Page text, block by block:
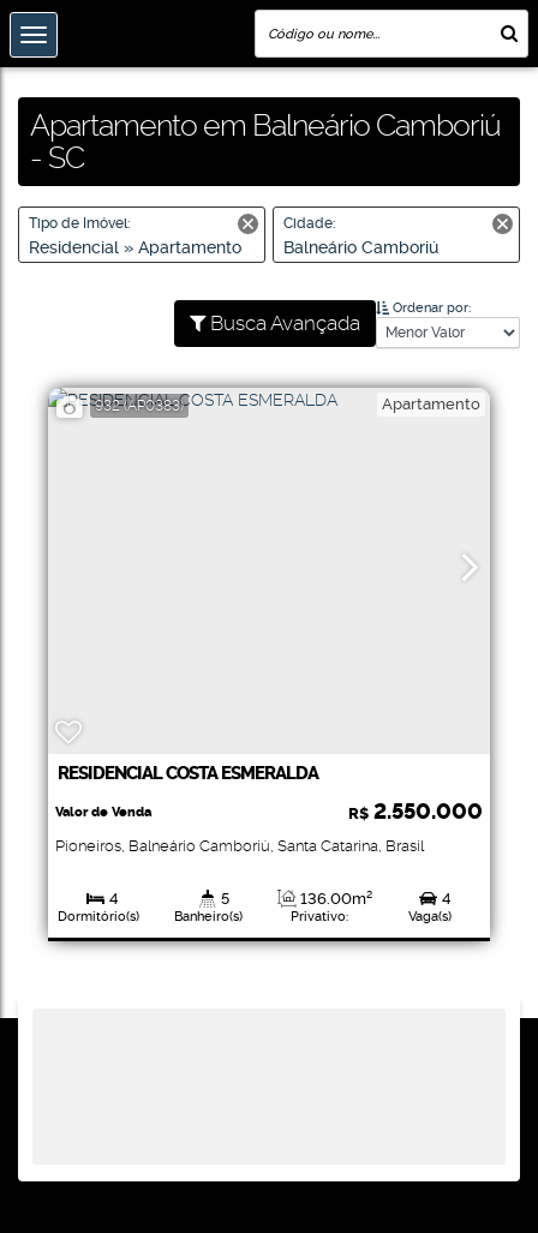
Apartamento em Balneário Camboriú
- SC
Tipo de Imóvel:
Residencial » Apartamento
Cidade:
Balneário Camboriú
Busca Avançada
Ordenar por:
932 (AP0383) Apartamento
RESIDENCIAL COSTA ESMERALDA
R$ 2.550.000
Valor de Venda
Pioneiros, Balneário Camboriú, Santa Catarina, Brasil
4
Dormitório(s)
5
Banheiro(s) Privativo:
136.00m²
4
Suíte(s)
4
Vaga(s)